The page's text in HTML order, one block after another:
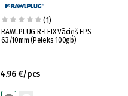
(1)
RAWLPLUG R-TFIX Vāciņš EPS
63/10mm (Pelēks 100gb)
4.96 €/pcs